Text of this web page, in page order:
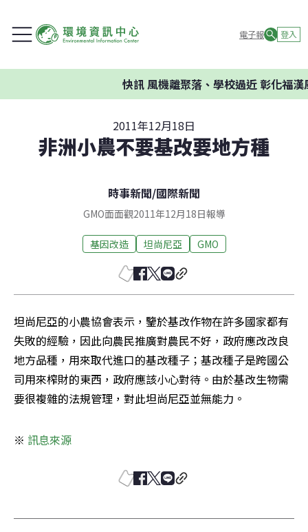
電子報 登入
快訊風機離聚落、學校過近 彰化福漢
2011年12月18日
非洲小農不要基改要地方種
時事新聞/國際新聞
GMO面面觀2011年12月18日報導
基因改造 坦尚尼亞 GMO
坦尚尼亞的小農協會表示，鑒於基改作物在許多國家都有
失敗的經驗，因此向農民推廣對農民不好，政府應改改良
地方品種，用來取代進口的基改種子；基改種子是跨國公
司用來榨財的東西，政府應該小心對待。由於基改生物需
要很複雜的法規管理，對此坦尚尼亞並無能力。
※ 訊息來源